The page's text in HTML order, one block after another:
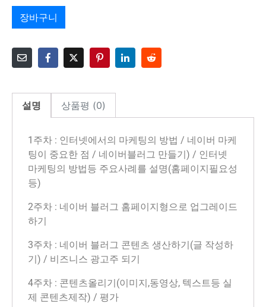
장바구니
설명 상품평 (0)
1주차 : 인터넷에서의 마케팅의 방법 / 네이버 마케
팅이 중요한 점 / 네이버블러그 만들기) / 인터넷
마케팅의 방법등 주요사례를 설명(홈페이지필요성
등)
2주차 : 네이버 블러그 홈페이지형으로 업그레이드
하기
3주차 : 네이버 블러그 콘텐츠 생산하기(글 작성하
기) / 비즈니스 광고주 되기
4주차 : 콘텐츠올리기(이미지,동영상, 텍스트등 실
제 콘텐츠제작) / 평가